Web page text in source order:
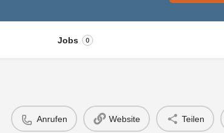
Jobs 0
Anrufen Website Teilen